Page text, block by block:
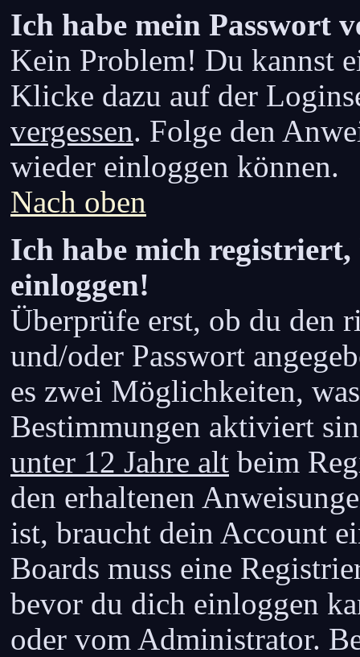
Ich habe mein Passwort
Kein Problem! Du kannst
Klicke dazu auf der
vergessen. Folge den
wieder einloggen können.
Nach oben
Ich habe mich
einloggen!
Überprüfe erst, ob du den
und/oder Passwort
es zwei Möglichkeiten,
Bestimmungen aktiviert
unter 12 Jahre alt beim
den erhaltenen
ist, braucht dein Account
Boards muss eine
bevor du dich einloggen
oder vom Administrator.